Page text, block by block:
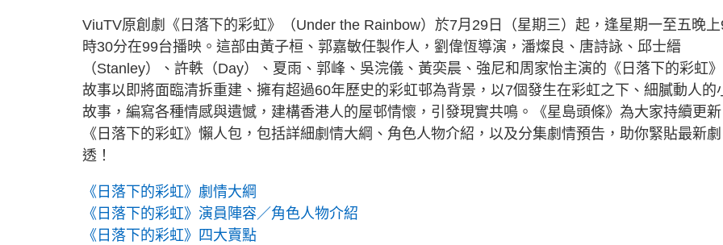
ViuTV原創劇《日落下的彩虹》（Under the Rainbow）於7月29日（星期三）起，逢星期一至五晚
時30分在99台播映。這部由黃子桓、郭嘉敏任製作人，劉偉恆導演，潘燦良、唐詩詠、邱士縉
（Stanley）、許軼（Day）、夏雨、郭峰、吳浣儀、黃奕晨、強尼和周家怡主演的《日落下的彩虹
故事以即將面臨清拆重建、擁有超過60年歷史的彩虹邨為背景，以7個發生在彩虹之下、細膩動人的
故事，編寫各種情感與遺憾，建構香港人的屋邨情懷，引發現實共鳴。《星島頭條》為大家持續更新
《日落下的彩虹》懶人包，包括詳細劇情大綱、角色人物介紹，以及分集劇情預告，助你緊貼最新劇
透！
《日落下的彩虹》劇情大綱
《日落下的彩虹》演員陣容／角色人物介紹
《日落下的彩虹》四大賣點